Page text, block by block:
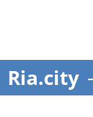
Ria.city